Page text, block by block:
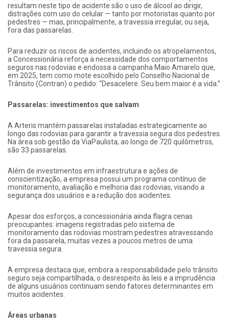
resultam neste tipo de acidente são o uso de álcool ao dirigir,
distrações com uso do celular — tanto por motoristas quanto por
pedestres — mas, principalmente, a travessia irregular, ou seja,
fora das passarelas.
Para reduzir os riscos de acidentes, incluindo os atropelamentos,
a Concessionária reforça a necessidade dos comportamentos
seguros nas rodovias e endossa a campanha Maio Amarelo que,
em 2025, tem como mote escolhido pelo Conselho Nacional de
Trânsito (Contran) o pedido: “Desacelere. Seu bem maior é a vida.”
Passarelas: investimentos que salvam
A Arteris mantém passarelas instaladas estrategicamente ao
longo das rodovias para garantir a travessia segura dos pedestres.
Na área sob gestão da ViaPaulista, ao longo de 720 quilômetros,
são 33 passarelas.
Além de investimentos em infraestrutura e ações de
conscientização, a empresa possui um programa contínuo de
monitoramento, avaliação e melhoria das rodovias, visando a
segurança dos usuários e a redução dos acidentes.
Apesar dos esforços, a concessionária ainda flagra cenas
preocupantes: imagens registradas pelo sistema de
monitoramento das rodovias mostram pedestres atravessando
fora da passarela, muitas vezes a poucos metros de uma
travessia segura.
A empresa destaca que, embora a responsabilidade pelo trânsito
seguro seja compartilhada, o desrespeito às leis e a imprudência
de alguns usuários continuam sendo fatores determinantes em
muitos acidentes.
Áreas urbanas